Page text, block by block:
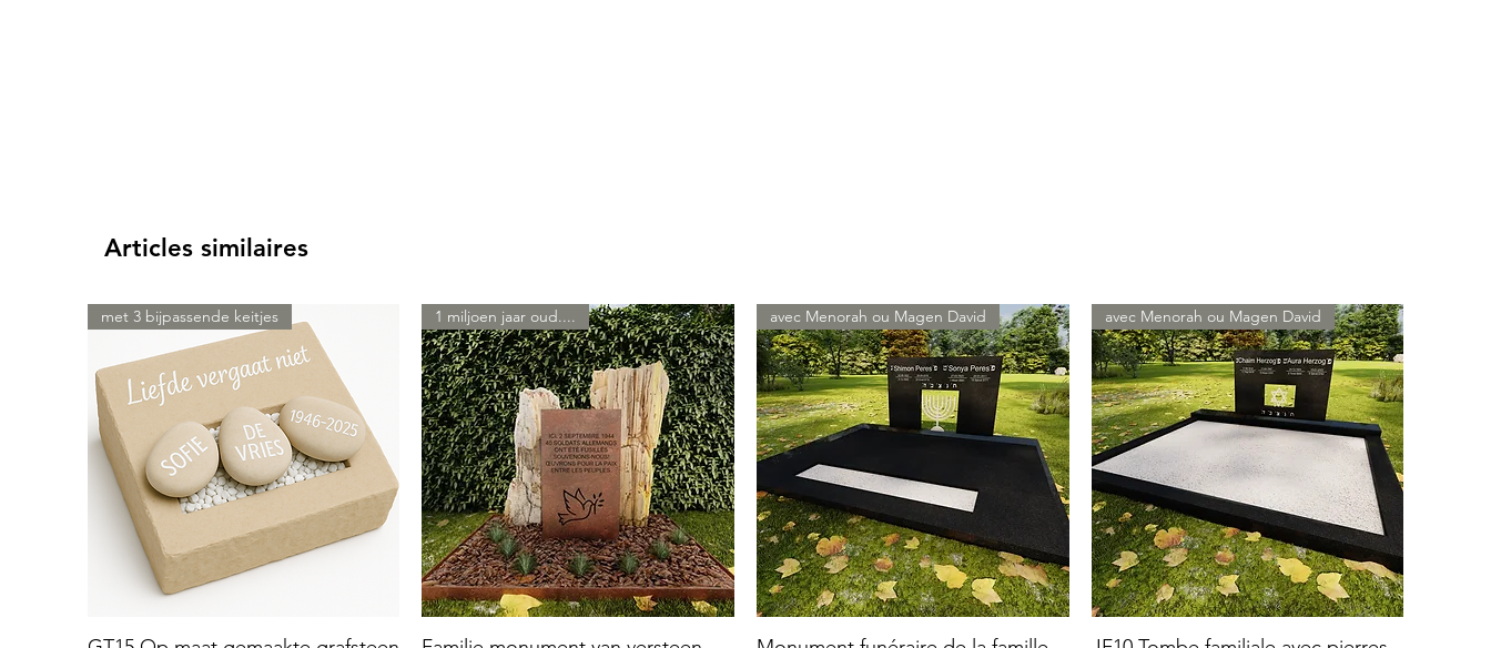
Articles similaires
met 3 bijpassende keitjes 1 miljoen jaar oud.... avec Menorah ou Magen David avec Menorah ou Magen David